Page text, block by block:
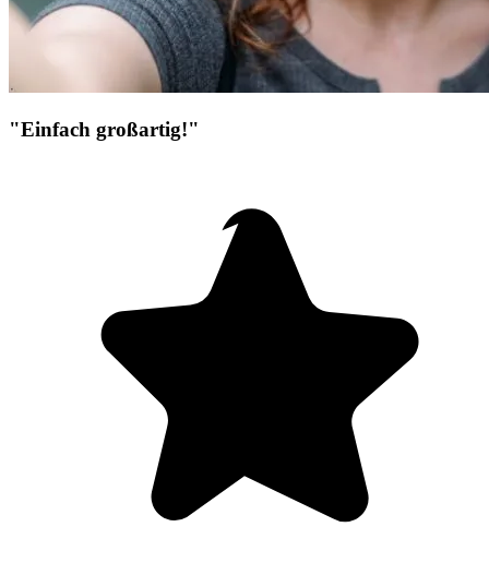
"Einfach großartig!"